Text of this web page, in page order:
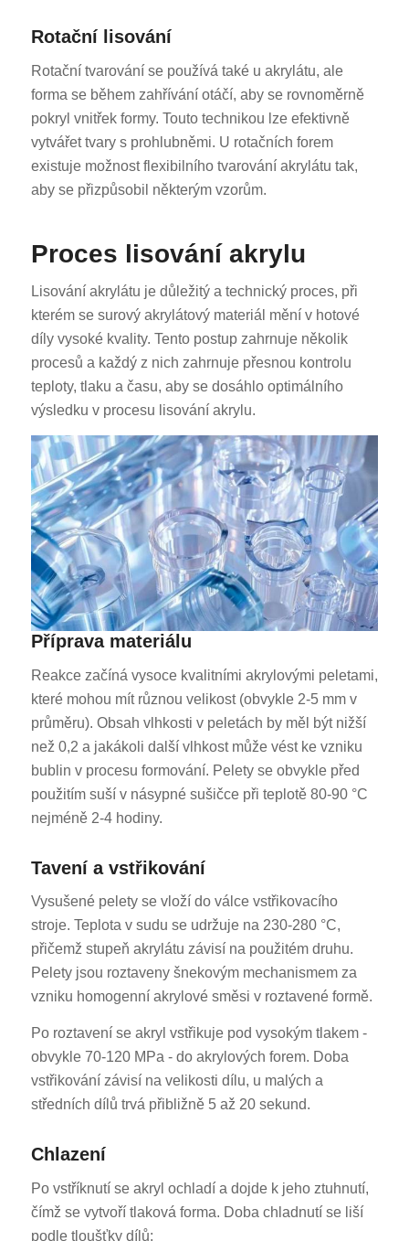
Rotační lisování
Rotační tvarování se používá také u akrylátu, ale
forma se během zahřívání otáčí, aby se rovnoměrně
pokryl vnitřek formy. Touto technikou lze efektivně
vytvářet tvary s prohlubněmi. U rotačních forem
existuje možnost flexibilního tvarování akrylátu tak,
aby se přizpůsobil některým vzorům.
Proces lisování akrylu
Lisování akrylátu je důležitý a technický proces, při
kterém se surový akrylátový materiál mění v hotové
díly vysoké kvality. Tento postup zahrnuje několik
procesů a každý z nich zahrnuje přesnou kontrolu
teploty, tlaku a času, aby se dosáhlo optimálního
výsledku v procesu lisování akrylu.
Příprava materiálu
Reakce začíná vysoce kvalitními akrylovými peletami,
které mohou mít různou velikost (obvykle 2-5 mm v
průměru). Obsah vlhkosti v peletách by měl být nižší
než 0,2 a jakákoli další vlhkost může vést ke vzniku
bublin v procesu formování. Pelety se obvykle před
použitím suší v násypné sušičce při teplotě 80-90 °C
nejméně 2-4 hodiny.
Tavení a vstřikování
Vysušené pelety se vloží do válce vstřikovacího
stroje. Teplota v sudu se udržuje na 230-280 °C,
přičemž stupeň akrylátu závisí na použitém druhu.
Pelety jsou roztaveny šnekovým mechanismem za
vzniku homogenní akrylové směsi v roztavené formě.
Po roztavení se akryl vstřikuje pod vysokým tlakem -
obvykle 70-120 MPa - do akrylových forem. Doba
vstřikování závisí na velikosti dílu, u malých a
středních dílů trvá přibližně 5 až 20 sekund.
Chlazení
Po vstříknutí se akryl ochladí a dojde k jeho ztuhnutí,
čímž se vytvoří tlaková forma. Doba chladnutí se liší
podle tloušťky dílů: